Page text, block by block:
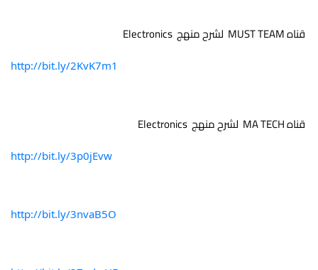
http://bit.ly/2KvK7m1
http://bit.ly/3p0jEvw
http://bit.ly/3nvaB5O